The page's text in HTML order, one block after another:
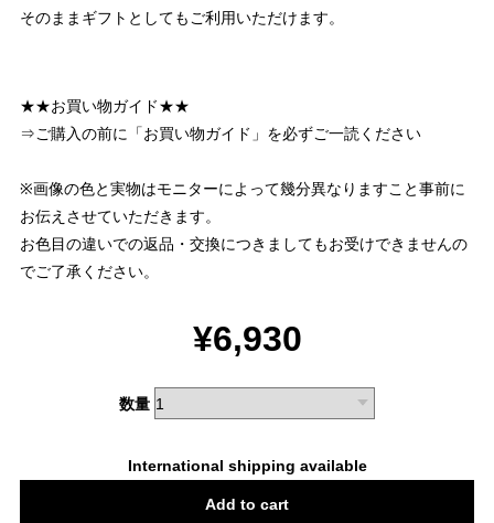
そのままギフトとしてもご利用いただけます。
★★お買い物ガイド★★
⇒ご購入の前に「お買い物ガイド」を必ずご一読ください
※画像の色と実物はモニターによって幾分異なりますこと事前に
お伝えさせていただきます。
お色目の違いでの返品・交換につきましてもお受けできませんの
でご了承ください。
¥6,930
数量
International shipping available
Add to cart